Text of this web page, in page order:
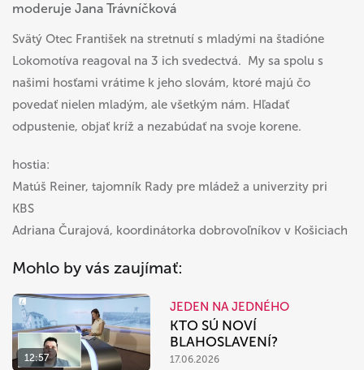
moderuje Jana Trávníčková
Svätý Otec František na stretnutí s mladými na štadióne
Lokomotíva reagoval na 3 ich svedectvá. My sa spolu s
našimi hosťami vrátime k jeho slovám, ktoré majú čo
povedať nielen mladým, ale všetkým nám. Hľadať
odpustenie, objať kríž a nezabúdať na svoje korene.
hostia:
Matúš Reiner, tajomník Rady pre mládež a univerzity pri
KBS
Adriana Čurajová, koordinátorka dobrovoľníkov v Košiciach
Mohlo by vás zaujímať:
12:57
JEDEN NA JEDNÉHO
KTO SÚ NOVÍ
BLAHOSLAVENÍ?
17.06.2026